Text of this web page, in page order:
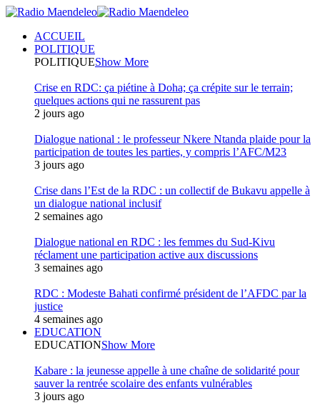
ACCUEIL
POLITIQUE
POLITIQUEShow More
Crise en RDC: ça piétine à Doha; ça crépite sur le terrain;
quelques actions qui ne rassurent pas
2 jours ago
Dialogue national : le professeur Nkere Ntanda plaide pour la
participation de toutes les parties, y compris l’AFC/M23
3 jours ago
Crise dans l’Est de la RDC : un collectif de Bukavu appelle à
un dialogue national inclusif
2 semaines ago
Dialogue national en RDC : les femmes du Sud-Kivu
réclament une participation active aux discussions
3 semaines ago
RDC : Modeste Bahati confirmé président de l’AFDC par la
justice
4 semaines ago
EDUCATION
EDUCATIONShow More
Kabare : la jeunesse appelle à une chaîne de solidarité pour
sauver la rentrée scolaire des enfants vulnérables
3 jours ago